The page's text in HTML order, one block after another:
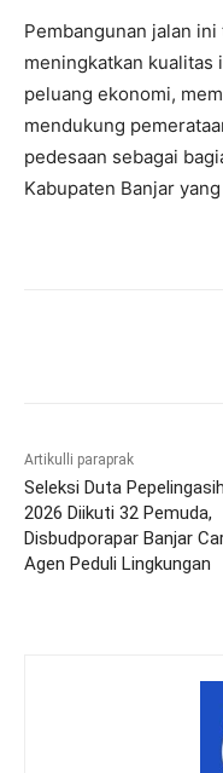
Pembangunan jalan
meningkatkan kualitas
peluang ekonomi,
mendukung
pedesaan sebagai
Kabupaten Banjar
Artikulli paraprak
Seleksi Duta Pepelingasih
2026 Diikuti 32 Pemuda,
Disbudporapar Banjar
Agen Peduli Lingkungan